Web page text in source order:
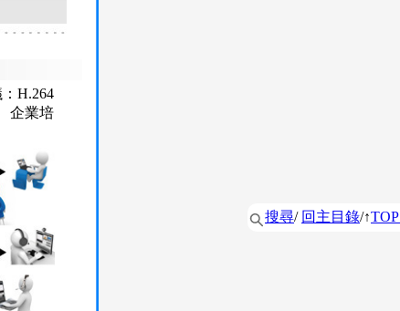
搜尋/ 回主目錄/↑
H.264
企業培